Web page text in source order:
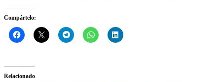
Compártelo:
Relacionado